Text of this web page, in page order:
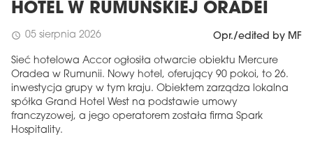
HOTEL W RUMUŃSKIEJ ORADEI
schedule 05 sierpnia 2026 Opr./edited by MF
Sieć hotelowa Accor ogłosiła otwarcie obiektu Mercure
Oradea w Rumunii. Nowy hotel, oferujący 90 pokoi, to 26.
inwestycja grupy w tym kraju. Obiektem zarządza lokalna
spółka Grand Hotel West na podstawie umowy
franczyzowej, a jego operatorem została firma Spark
Hospitality.